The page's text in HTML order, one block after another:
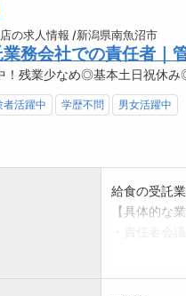
↓
17:45：終礼
・翌日のス
・日産の顔
全なカーラ
・不具合の
感じます！
・お客様が
を提案し、
の求人情報 /新潟県南魚沼市
務会社での責任者｜
！残業少なめ◎基本土日祝休
者活躍中 学歴不問 男女活躍中
給食の受託
【具体的な
・求職者の